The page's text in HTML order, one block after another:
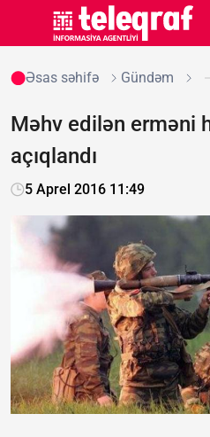
Əsas səhifə Gündəm
Məhv edilən erməni
açıqlandı
5 Aprel 2016 11:49